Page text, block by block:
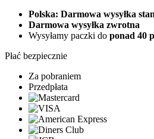
Polska: Darmowa wysyłka
Darmowa wysyłka zwrotna
Wysyłamy paczki do ponad 40
Płać bezpiecznie
Za pobraniem
Przedpłata